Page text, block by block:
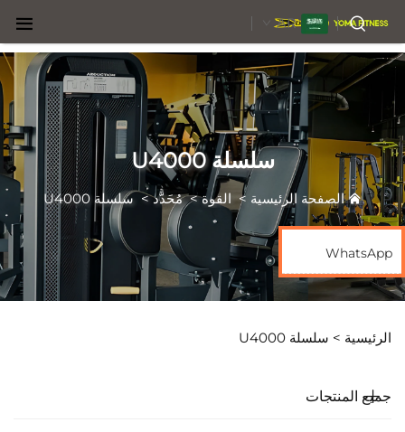
AR
سلسلة U4000
الصفحة الرئيسية > القوة>مُحَدَّد>سلسلة U4000
الرئيسية > سلسلة U4000
جميع المنتجات
WhatsApp